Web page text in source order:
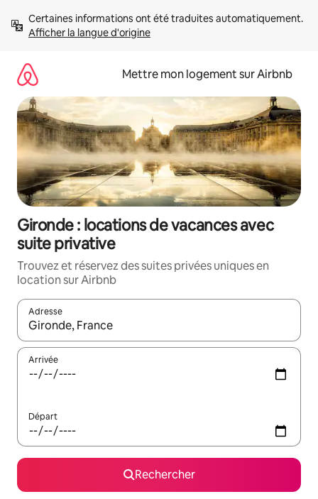
directement
Afficher la langue d'origine
Mettre mon logement sur Airbnb
Gironde : locations de vacances avec
suite privative
Trouvez et réservez des suites privées uniques en
location sur Airbnb
Adresse
Lorsque les résultats s'affichent, utilisez les flèches vers le
Arrivée
Départ
Rechercher